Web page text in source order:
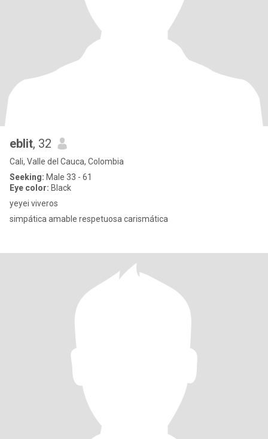
eblit, 32
Cali, Valle del Cauca, Colombia
Seeking: Male 33 - 61
Eye color: Black
yeyei viveros
simpática amable respetuosa carismática